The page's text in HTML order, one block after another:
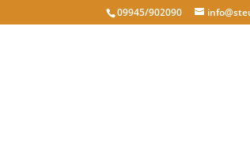
09945/902090